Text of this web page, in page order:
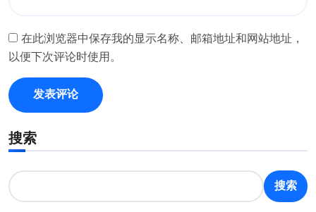
在此浏览器中保存我的显示名称、邮箱地址和网站地址，
以便下次评论时使用。
搜索
搜索